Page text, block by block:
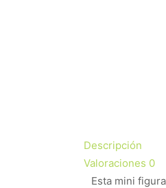
Descripción
Valoraciones 0
Esta mini